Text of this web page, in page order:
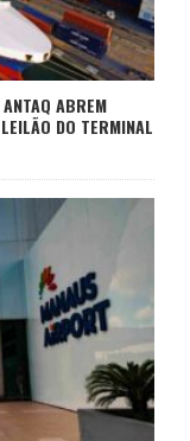
ABREM
DO TERMINAL